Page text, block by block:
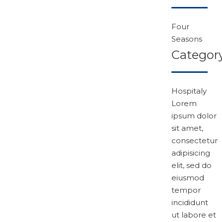
Four
Seasons
Hospitaly
Lorem
ipsum dolor
sit amet,
consectetur
adipisicing
elit, sed do
eiusmod
tempor
incididunt
ut labore et